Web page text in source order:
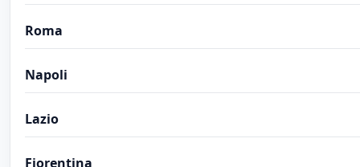
Roma
Napoli
Lazio
Fiorentina